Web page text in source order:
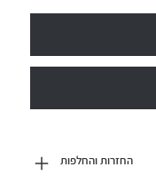
החזרות והחלפות